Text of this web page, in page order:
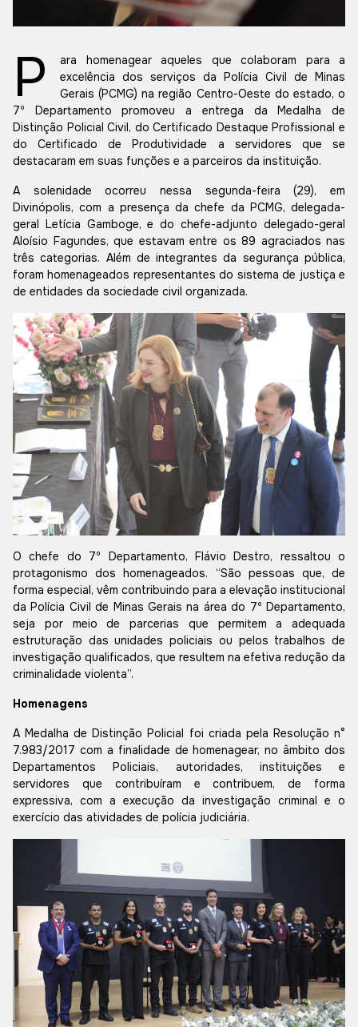
P
ara homenagear aqueles que colaboram para a
excelência dos serviços da Polícia Civil de Minas
Gerais (PCMG) na região Centro-Oeste do estado, o
7º Departamento promoveu a entrega da Medalha de
Distinção Policial Civil, do Certificado Destaque Profissional e
do Certificado de Produtividade a servidores que se
destacaram em suas funções e a parceiros da instituição.
A solenidade ocorreu nessa segunda-feira (29), em
Divinópolis, com a presença da chefe da PCMG, delegada-
geral Letícia Gamboge, e do chefe-adjunto delegado-geral
Aloísio Fagundes, que estavam entre os 89 agraciados nas
três categorias. Além de integrantes da segurança pública,
foram homenageados representantes do sistema de justiça e
de entidades da sociedade civil organizada.
O chefe do 7º Departamento, Flávio Destro, ressaltou o
protagonismo dos homenageados. “São pessoas que, de
forma especial, vêm contribuindo para a elevação institucional
da Polícia Civil de Minas Gerais na área do 7º Departamento,
seja por meio de parcerias que permitem a adequada
estruturação das unidades policiais ou pelos trabalhos de
investigação qualificados, que resultem na efetiva redução da
criminalidade violenta”.
Homenagens
A Medalha de Distinção Policial foi criada pela Resolução n°
7.983/2017 com a finalidade de homenagear, no âmbito dos
Departamentos Policiais, autoridades, instituições e
servidores que contribuíram e contribuem, de forma
expressiva, com a execução da investigação criminal e o
exercício das atividades de polícia judiciária.